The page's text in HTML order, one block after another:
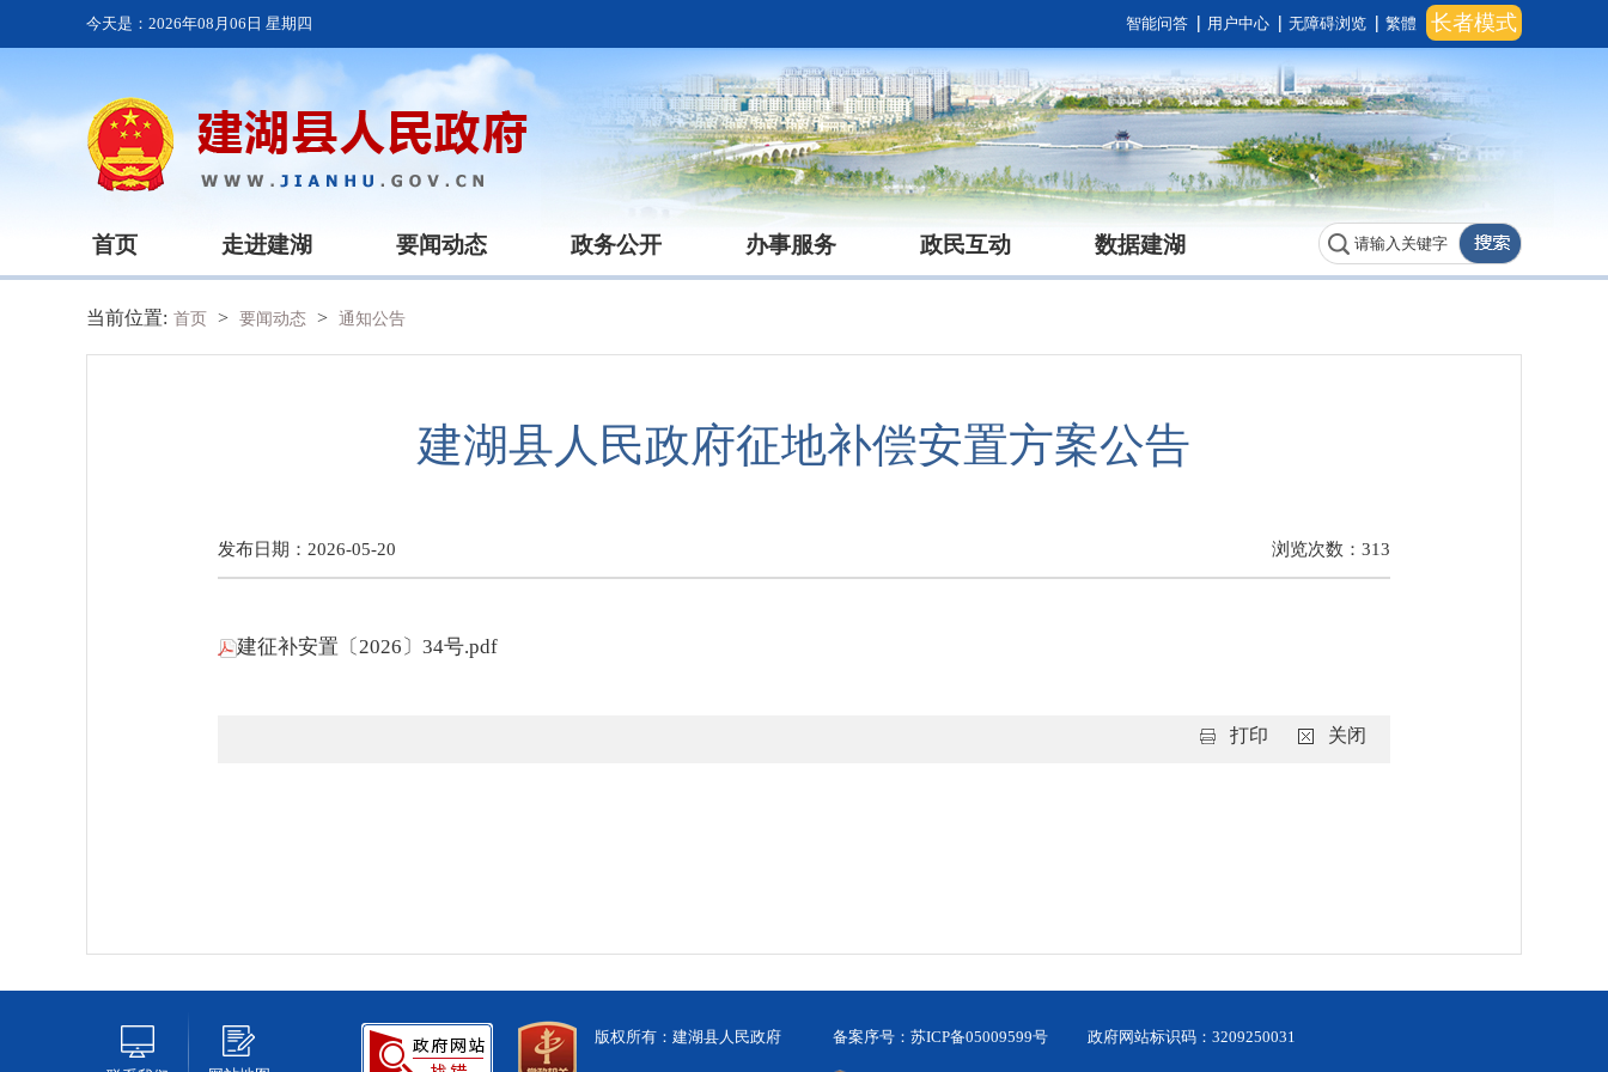
今天是： 2026年08月06日 星期四 长者模式
智能问答 用户中心 无障碍浏览 繁體
首页 走进建湖 要闻动态 政务公开 办事服务 政民互动 数据建湖
当前位置: 首页 > 要闻动态 > 通知公告
建湖县人民政府征地补偿安置方案公告
发布日期：2026-05-20 浏览次数： 313
建征补安置〔2026〕34号.pdf
打印 关闭
版权所有：建湖县人民政府 备案序号：苏ICP备05009599号 政府网站标识码：3209250031